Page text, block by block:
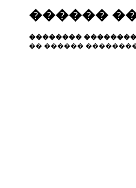
������
��������
�� ������